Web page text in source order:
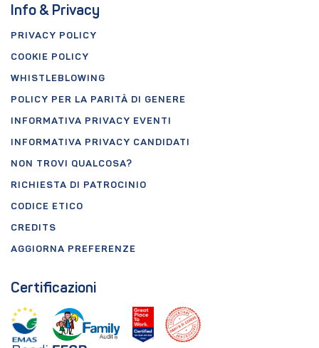
Info & Privacy
PRIVACY POLICY
COOKIE POLICY
WHISTLEBLOWING
POLICY PER LA PARITÀ DI GENERE
INFORMATIVA PRIVACY EVENTI
INFORMATIVA PRIVACY CANDIDATI
NON TROVI QUALCOSA?
RICHIESTA DI PATROCINIO
CODICE ETICO
CREDITS
AGGIORNA PREFERENZE
Certificazioni